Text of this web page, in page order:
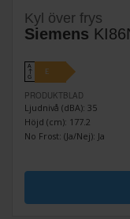
Kyl över frys
Siemens
A
↑
G
E
PRODUKTBLAD
Ljudnivå (dBA): 35
Höjd (cm): 177.2
No Frost: (Ja/Nej): Ja